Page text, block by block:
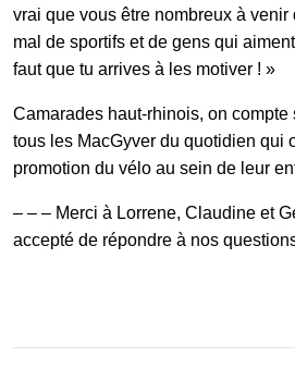
vrai que vous être nombreux à venir
mal de sportifs et de gens qui
faut que tu arrives à les motiver ! »
Camarades haut-rhinois, on
tous les MacGyver du quotidien qui
promotion du vélo au sein de leur
– – – Merci à Lorrene, Claudine et
accepté de répondre à nos